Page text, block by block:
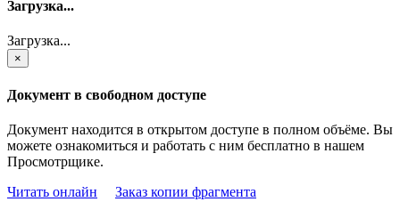
Загрузка...
Загрузка...
×
Документ в свободном доступе
Документ находится в открытом доступе в полном объёме. Вы
можете ознакомиться и работать с ним бесплатно в нашем
Просмотрщике.
Читать онлайн
Заказ копии фрагмента